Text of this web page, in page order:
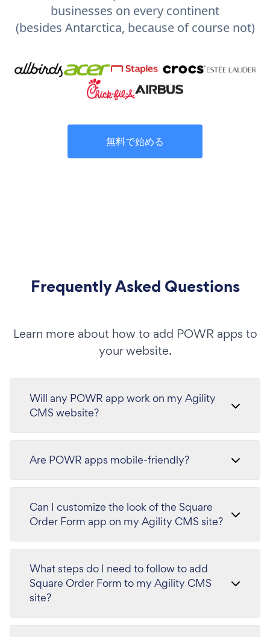
businesses on every continent
(besides Antarctica, because of course not)
無料で始める
Frequently Asked Questions
Learn more about how to add POWR apps to
your website.
Will any POWR app work on my Agility
CMS website?
Are POWR apps mobile-friendly?
Can I customize the look of the Square
Order Form app on my Agility CMS site?
What steps do I need to follow to add
Square Order Form to my Agility CMS
site?